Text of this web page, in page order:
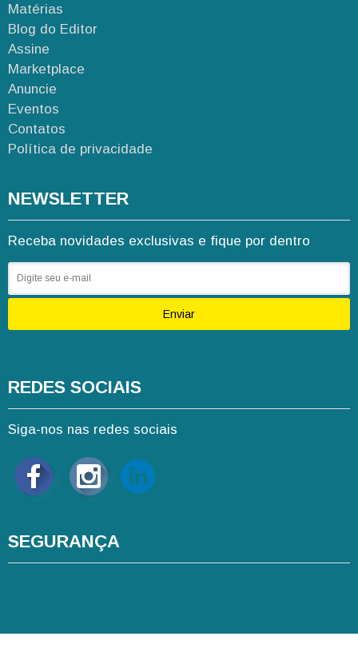
Matérias
Blog do Editor
Assine
Marketplace
Anuncie
Eventos
Contatos
Política de privacidade
NEWSLETTER
Receba novidades exclusivas e fique por dentro
Enviar
REDES SOCIAIS
Siga-nos nas redes sociais
SEGURANÇA